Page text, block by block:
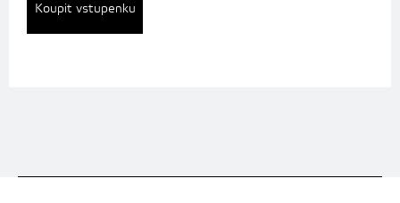
Koupit vstupenku